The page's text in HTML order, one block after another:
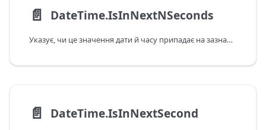
📄️ DateTime.IsInNextNSeconds
Указує, чи це значення дати й часу припадає на зазначений у секундах наступний інтервал відповідно до поточних дати та часу в системі. Зверніть увагу: якщо передане значення припадає на поточну секунду, ця функція повертає відповідь False.
📄️ DateTime.IsInNextSecond